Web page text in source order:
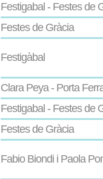
Festigabal - Festes de
Festes de Gràcia
Festigàbal
Clara Peya - Porta
Festigabal - Festes de
Festes de Gràcia
Fabio Biondi i Paola